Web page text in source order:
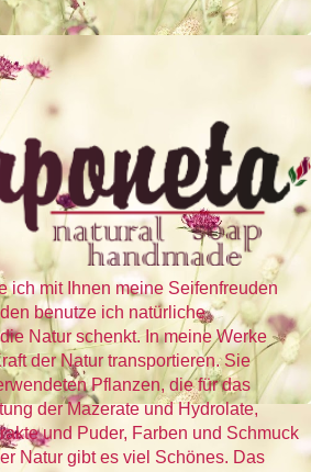
ich mit Ihnen meine Seifenfreuden
benutze ich natürliche
Natur schenkt. In meine Werke
der Natur transportieren. Sie
Pflanzen, die für das
der Mazerate und Hydrolate,
und Puder, Farben und Schmuck
Natur gibt es viel Schönes. Das